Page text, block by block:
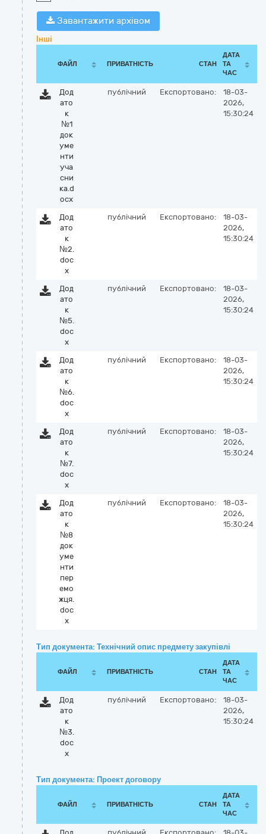
Завантажити архівом
Інші
ФАЙЛ ПРИВАТНІСТЬ СТАН
ДАТА
ТА
ЧАС
Дод
ато
к
№1
док
уме
нти
уча
сни
ка.d
ocx
публічний Експортовано:
18-03-
2026,
15:30:24
Дод
ато
к
№2.
doc
x
публічний Експортовано:
18-03-
2026,
15:30:24
Дод
ато
к
№5.
doc
x
публічний Експортовано:
18-03-
2026,
15:30:24
Дод
ато
к
№6.
doc
x
публічний Експортовано:
18-03-
2026,
15:30:24
Дод
ато
к
№7.
doc
x
публічний Експортовано:
18-03-
2026,
15:30:24
Дод
ато
к
№8
док
уме
нти
пер
емо
жця.
doc
x
публічний Експортовано:
18-03-
2026,
15:30:24
Тип документа: Технічний опис предмету закупівлі
ФАЙЛ ПРИВАТНІСТЬ СТАН
ДАТА
ТА
ЧАС
Дод
ато
к
№3.
doc
x
публічний Експортовано:
18-03-
2026,
15:30:24
Тип документа: Проект договору
ФАЙЛ ПРИВАТНІСТЬ СТАН
ДАТА
ТА
ЧАС